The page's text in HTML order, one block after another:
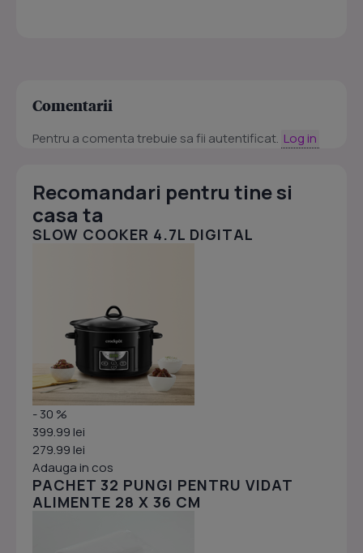
Comentarii
Pentru a comenta trebuie sa fii autentificat. Log in
Recomandari pentru tine si
casa ta
SLOW COOKER 4.7L DIGITAL
- 30 %
399.99 lei
279.99 lei
Adauga in cos
PACHET 32 PUNGI PENTRU VIDAT
ALIMENTE 28 X 36 CM